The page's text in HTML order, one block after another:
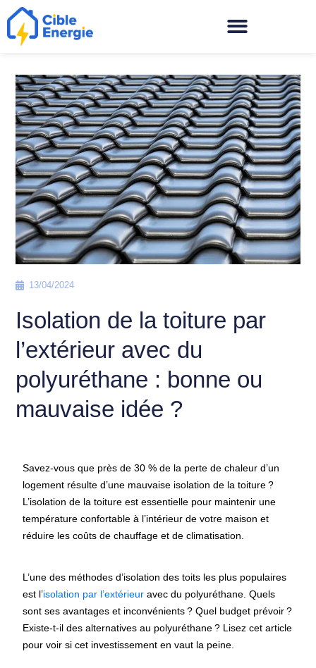
13/04/2024
Isolation de la toiture par
l’extérieur avec du
polyuréthane : bonne ou
mauvaise idée ?
Savez-vous que près de 30 % de la perte de chaleur d’un
logement résulte d’une mauvaise isolation de la toiture ?
L’isolation de la toiture est essentielle pour maintenir une
température confortable à l’intérieur de votre maison et
réduire les coûts de chauffage et de climatisation.
L’une des méthodes d’isolation des toits les plus populaires
est l’isolation par l’extérieur avec du polyuréthane. Quels
sont ses avantages et inconvénients ? Quel budget prévoir ?
Existe-t-il des alternatives au polyuréthane ? Lisez cet article
pour voir si cet investissement en vaut la peine.